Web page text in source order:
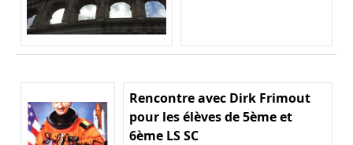
Rencontre avec Dirk Frimout
pour les élèves de 5ème et
6ème LS SC